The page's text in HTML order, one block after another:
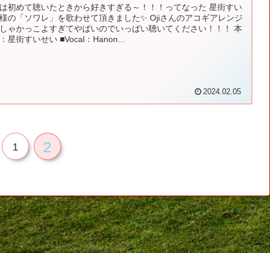
初めて聴いたときから好きすぎる～！！！ってなった 星街すい
の「ソワレ」を歌わせて頂きました✨ Ojiさんのアコギアレンジ
ゃかっこよすぎてやばいのでいっぱい聴いてください！！！ 本
星街すいせい ■Vocal：Hanon...
2024.02.05
1 2